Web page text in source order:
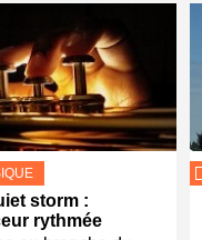
storm :
rythmée